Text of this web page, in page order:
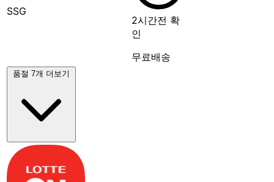
SSG
2시간전 확
인
무료배송
품절 7개 더보기